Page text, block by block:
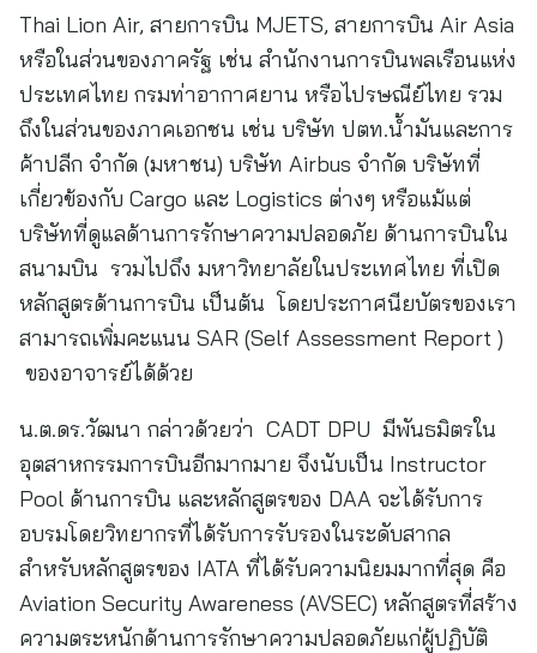
Thai Lion Air, สายการบิน MJETS, สายการบิน Air Asia
หรือในส่วนของภาครัฐ เช่น สำนักงานการบินพลเรือนแห่ง
ประเทศไทย กรมท่าอากาศยาน หรือไปรษณีย์ไทย รวม
ถึงในส่วนของภาคเอกชน เช่น บริษัท ปตท.น้ำมันและการ
ค้าปลีก จำกัด (มหาชน) บริษัท Airbus จำกัด บริษัทที่
เกี่ยวข้องกับ Cargo และ Logistics ต่างๆ หรือแม้แต่
บริษัทที่ดูแลด้านการรักษาความปลอดภัย ด้านการบินใน
สนามบิน รวมไปถึง มหาวิทยาลัยในประเทศไทย ที่เปิด
หลักสูตรด้านการบิน เป็นต้น โดยประกาศนียบัตรของเรา
สามารถเพิ่มคะแนน SAR (Self Assessment Report )
ของอาจารย์ได้ด้วย
น.ต.ดร.วัฒนา กล่าวด้วยว่า CADT DPU มีพันธมิตรใน
อุตสาหกรรมการบินอีกมากมาย จึงนับเป็น Instructor
Pool ด้านการบิน และหลักสูตรของ DAA จะได้รับการ
อบรมโดยวิทยากรที่ได้รับการรับรองในระดับสากล
สำหรับหลักสูตรของ IATA ที่ได้รับความนิยมมากที่สุด คือ
Aviation Security Awareness (AVSEC) หลักสูตรที่สร้าง
ความตระหนักด้านการรักษาความปลอดภัยแก่ผู้ปฏิบัติ